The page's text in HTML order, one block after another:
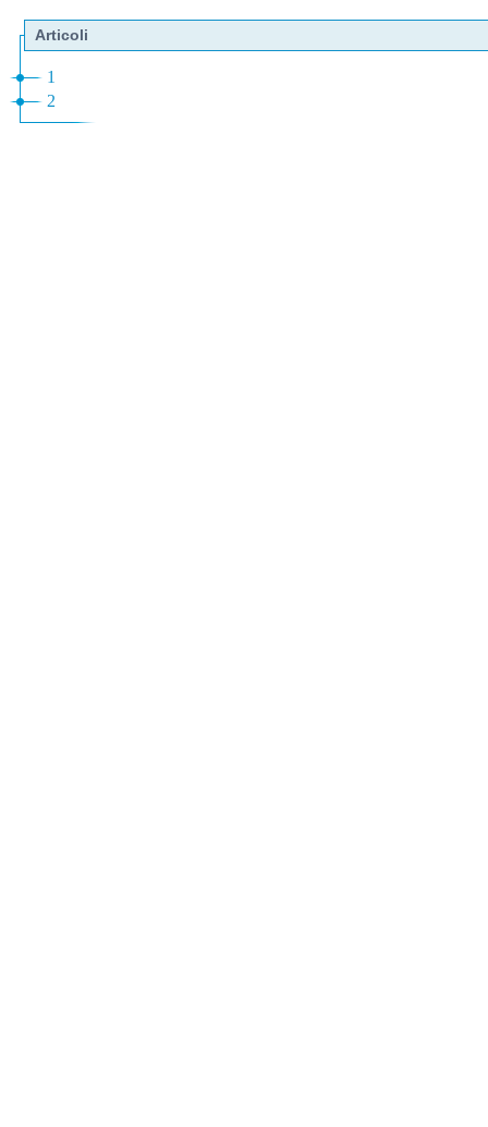
Articoli
1
2